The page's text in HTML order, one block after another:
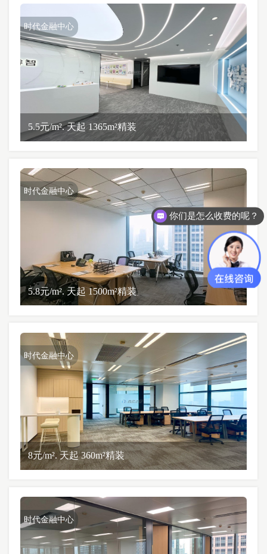
时代金融中心
5.5元/m². 天起 1365m²精装
时代金融中心
5.8元/m². 天起 1500m²精装
时代金融中心
8元/m². 天起 360m²精装
时代金融中心
你们是怎么收费的呢？
现在有优惠活动么？